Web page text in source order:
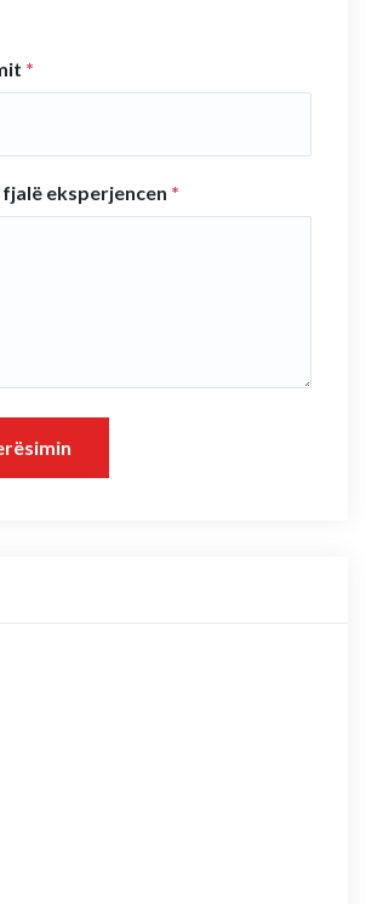
*
eksperjencen *